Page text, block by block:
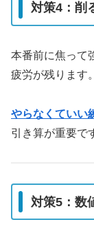
対策4：削
本番前に焦って
疲労が残ります。
やらなくていい
引き算が重要で
対策5：数